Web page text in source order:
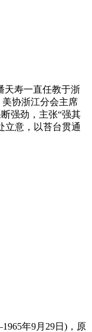
寿一直任教于浙
协浙江分会主席
强劲，主张“强其
立意，以苔台贯通
年9月29日)，原